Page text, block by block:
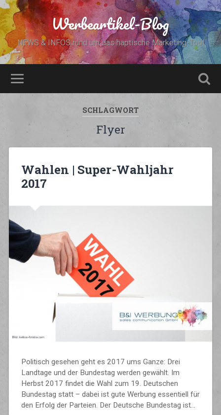
Werbeartikel-Blog
NEWS & INFOS rund um das haptische Marketing-Tool
SCHLAGWORT
Flyer
Wahlen | Super-Wahljahr
2017
Politisch gesehen geht es 2017 ums Ganze: Drei
Landtage und der Bundestag werden gewählt. Im
Herbst 2017 findet die Wahl zum 19. Deutschen
Bundestag statt – dabei ist gute Werbung essentiell für
den Erfolg der Parteien. Der Deutsche Bundestag ist…